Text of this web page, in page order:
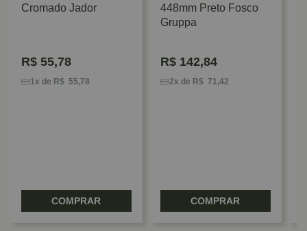
Cromado Jador
R$ 55,78
1x de R$ 55,78
COMPRAR
448mm Preto Fosco
Gruppa
R$ 142,84
2x de R$ 71,42
COMPRAR